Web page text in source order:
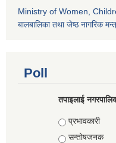
Ministry of Women,
बालबालिका तथा जेष्ठ नागरिक
Poll
तपाइलाई
Choices
प्रभावकारी
सन्तोषजनक